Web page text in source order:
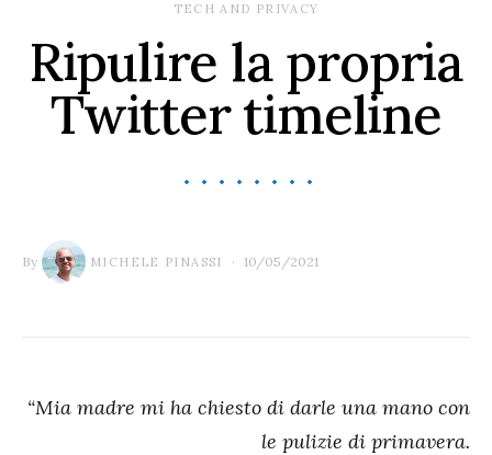
TECH AND PRIVACY
Ripulire la propria
Twitter timeline
By MICHELE PINASSI 10/05/2021
“Mia madre mi ha chiesto di darle una mano con
le pulizie di primavera.